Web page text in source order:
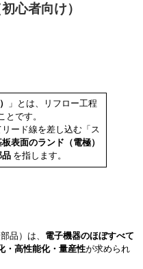
報 採用情報
心者向け）
」とは、リフロー工程
とです。
ード線を差し込む「ス
板表面のランド（電極）
品 を指します。
品）は、 電子機器のほぼすべて
・高性能化・量産性が求められ